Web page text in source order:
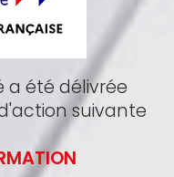
a été délivrée
suivante